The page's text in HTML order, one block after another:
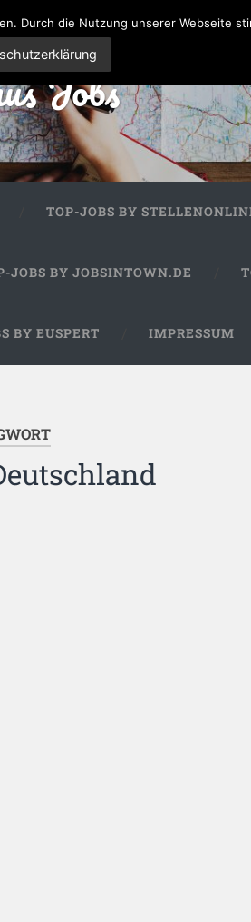
Jobs
TOP-JOBS BY
JOBS BY JOBSINTOWN.DE
BY EUSPERT IMPRESSUM
Durch die Nutzung unserer Webseite